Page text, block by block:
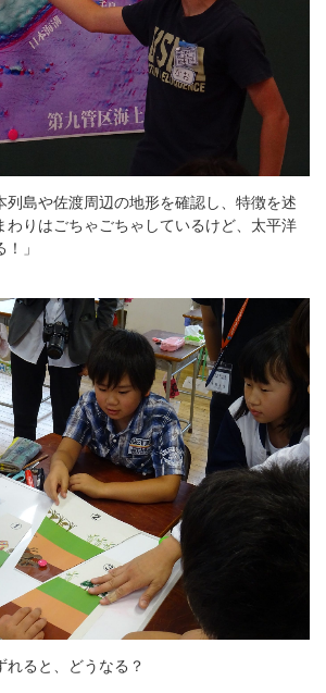
列島や佐渡周辺の地形を確認し、特徴を述
わりはごちゃごちゃしているけど、太平洋
」
れると、どうなる？